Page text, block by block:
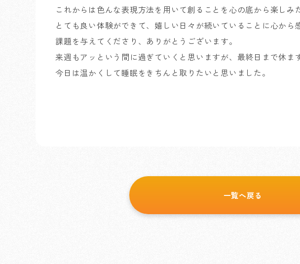
これからは色んな表現方法を用いて創ることを心の底から楽しみ
とても良い体験ができて、嬉しい日々が続いていることに心から
課題を与えてくださり、ありがとうございます。
来週もアッという間に過ぎていくと思いますが、最終日まで休ま
今日は温かくして睡眠をきちんと取りたいと思いました。
一覧へ戻る